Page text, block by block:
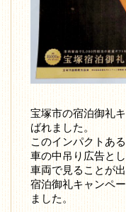
宝塚市の宿泊御礼
ばれました。
このインパクトあ
車の中吊り広告と
車両で見ることが
宿泊御礼キャンペ
ました。